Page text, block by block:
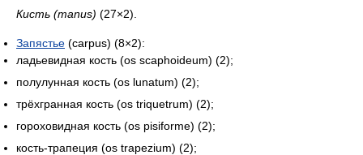
Кисть (manus) (27×2).
Запястье (carpus) (8×2):
ладьевидная кость (os scaphoideum) (2);
полулунная кость (os lunatum) (2);
трёхгранная кость (os triquetrum) (2);
гороховидная кость (os pisiforme) (2);
кость-трапеция (os trapezium) (2);